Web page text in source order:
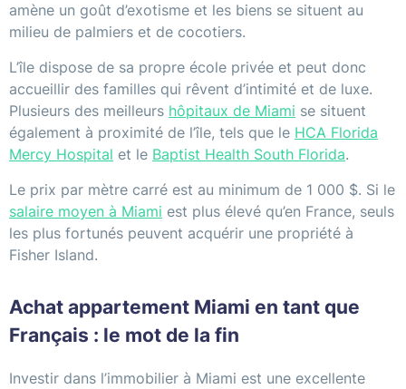
amène un goût d’exotisme et les biens se situent au
milieu de palmiers et de cocotiers.
L’île dispose de sa propre école privée et peut donc
accueillir des familles qui rêvent d’intimité et de luxe.
Plusieurs des meilleurs hôpitaux de Miami se situent
également à proximité de l’île, tels que le HCA Florida
Mercy Hospital et le Baptist Health South Florida.
Le prix par mètre carré est au minimum de 1 000 $. Si le
salaire moyen à Miami est plus élevé qu’en France, seuls
les plus fortunés peuvent acquérir une propriété à
Fisher Island.
Achat appartement Miami en tant que
Français : le mot de la fin
Investir dans l’immobilier à Miami est une excellente